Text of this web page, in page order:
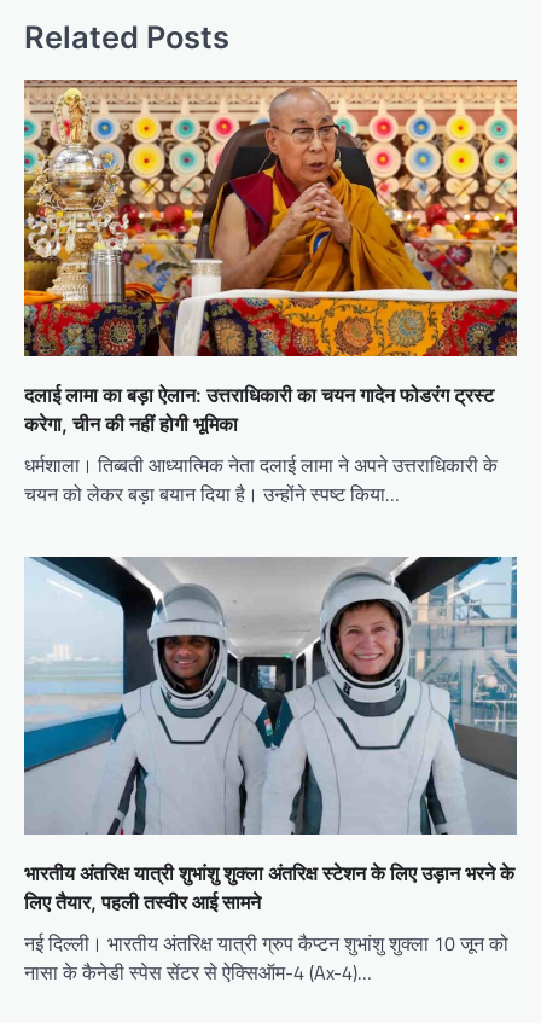
Related Posts
दलाई लामा का बड़ा ऐलान: उत्तराधिकारी का चयन गादेन फोडरंग ट्रस्ट
करेगा, चीन की नहीं होगी भूमिका
धर्मशाला। तिब्बती आध्यात्मिक नेता दलाई लामा ने अपने उत्तराधिकारी के
चयन को लेकर बड़ा बयान दिया है। उन्होंने स्पष्ट किया…
भारतीय अंतरिक्ष यात्री शुभांशु शुक्ला अंतरिक्ष स्टेशन के लिए उड़ान भरने के
लिए तैयार, पहली तस्वीर आई सामने
नई दिल्ली। भारतीय अंतरिक्ष यात्री ग्रुप कैप्टन शुभांशु शुक्ला 10 जून को
नासा के कैनेडी स्पेस सेंटर से ऐक्सिऑम-4 (Ax-4)…